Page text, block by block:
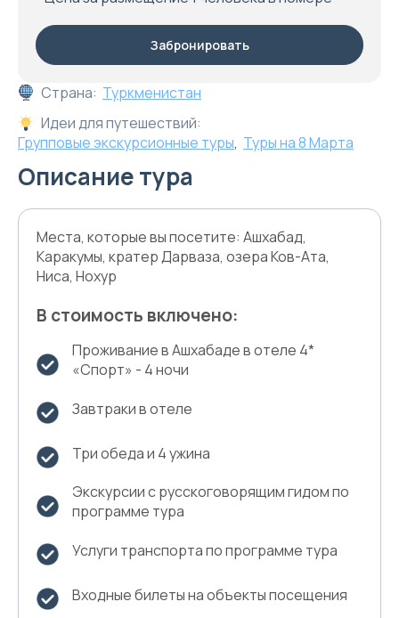
Страна: Туркменистан
Идеи для путешествий:
Групповые экскурсионные туры, Туры на 8 Марта
Описание тура
Места, которые вы посетите: Ашхабад,
Каракумы, кратер Дарваза, озера Ков-Ата,
Ниса, Нохур
В стоимость включено:
Проживание в Ашхабаде в отеле 4*
«Спорт» - 4 ночи
Завтраки в отеле
Три обеда и 4 ужина
Экскурсии с русскоговорящим гидом по
программе тура
Услуги транспорта по программе тура
Входные билеты на объекты посещения
Забронировать